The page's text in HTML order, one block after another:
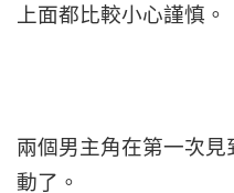
上面都比較小心謹慎。
兩個男主角在第一次
動了。